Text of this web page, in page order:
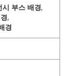
시 부스 배경,
,
경